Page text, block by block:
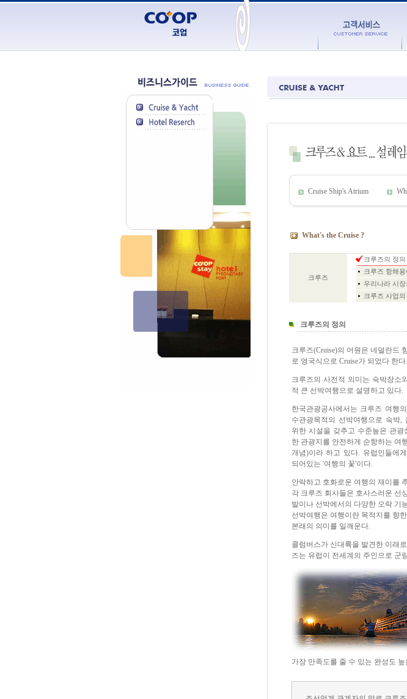
Cruise Ship's Atrium
What's the Cruise ?
크루즈
크루즈의 정의
크루즈 항해용
우리나라 시
크루즈 사업의
크루즈의 정의
크루즈(Cruise)의 어원은 네덜란드
로 영국식으로 Cruise가 되었다 한다.
크루즈의 사전적 의미는 숙박장소
적 큰 선박여행으로 설명하고 있다.
한국관광공사에서는 크루즈 여행
수관광목적의 선박여행으로 숙박,
위한 시설을 갖추고 수준높은 관광
한 관광지를 안전하게 순항하는 여
개념)이라 하고 있다. 유럽인들에
되어있는 '여행의 꽃'이다.
안락하고 호화로운 여행의 재미를
각 크루즈 회사들은 호사스러운 선
발이나 선박에서의 다양한 오락 기
선박여행은 여행이란 목적지를 향
본래의 의미를 일깨운다.
콜럼버스가 신대륙을 발견한 이래
즈는 유럽이 전세계의 주인으로 군
가장 만족도를 줄 수 있는 완성도 높